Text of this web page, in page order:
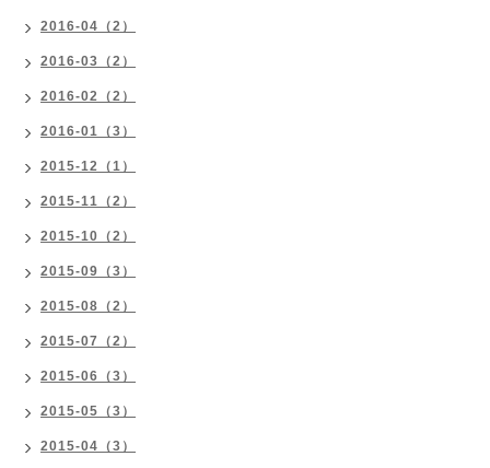
2016-04（2）
2016-03（2）
2016-02（2）
2016-01（3）
2015-12（1）
2015-11（2）
2015-10（2）
2015-09（3）
2015-08（2）
2015-07（2）
2015-06（3）
2015-05（3）
2015-04（3）